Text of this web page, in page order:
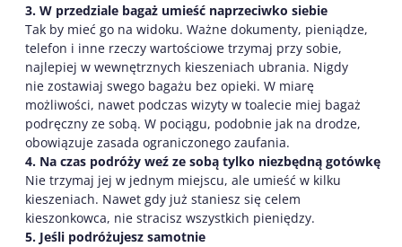
3. W przedziale bagaż umieść naprzeciwko siebie
Tak by mieć go na widoku. Ważne dokumenty, pieniądze,
telefon i inne rzeczy wartościowe trzymaj przy sobie,
najlepiej w wewnętrznych kieszeniach ubrania. Nigdy
nie zostawiaj swego bagażu bez opieki. W miarę
możliwości, nawet podczas wizyty w toalecie miej bagaż
podręczny ze sobą. W pociągu, podobnie jak na drodze,
obowiązuje zasada ograniczonego zaufania.
4. Na czas podróży weź ze sobą tylko niezbędną gotówkę
Nie trzymaj jej w jednym miejscu, ale umieść w kilku
kieszeniach. Nawet gdy już staniesz się celem
kieszonkowca, nie stracisz wszystkich pieniędzy.
5. Jeśli podróżujesz samotnie